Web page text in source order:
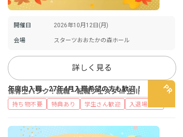
開催日 2026年10月12日(月)
会場 スターツおおたかの森ホール
詳しく見る
保育士バンク！就職・転職フェスタ in 立川
年度内入職、27年4月入職希望の方も歓迎！
持ち物不要 特典あり 学生さん歓迎 入退場自由